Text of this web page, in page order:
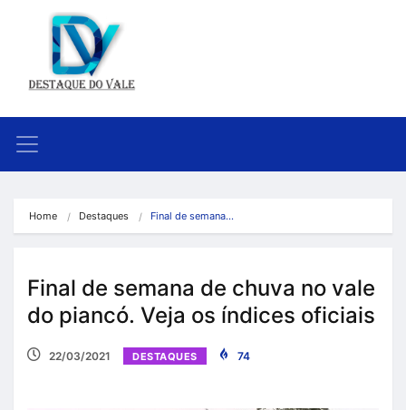
Home Destaques Final de semana…
Final de semana de chuva no vale
do piancó. Veja os índices oficiais
22/03/2021 DESTAQUES 74